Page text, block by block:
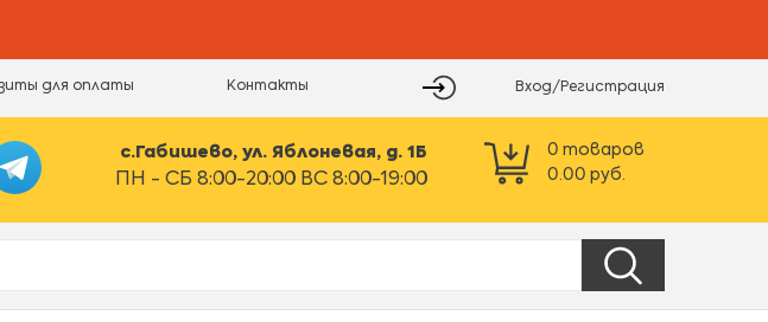
для оплаты Контакты Вход/Регистрация
с.Габишево, ул. Яблоневая, д. 1Б
ПН - СБ 8:00-20:00 ВС 8:00-19:00
0 товаров
0.00 руб.